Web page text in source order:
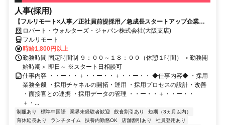
人事(採用)
【フルリモート×人事／正社員前提採用／急成長スタートアップ企業／
英語】Robert Walters
ロバート・ウォルターズ・ジャパン株式会社(大阪支店)
フルリモート
時給1,800円以上
勤務時間 固定時間制 ９：００～１８：００（休憩１時間） ＜勤務開
始時期＞ 即日～ ※スタート日相談可
仕事内容 ・・ー・・＋・・ー・・＋・・ー・・ ◆仕事内容◆ ・採用
業務全般 ・採用チャネルの開拓・運用 ・採用プロセスの設計・改善
・面接官との連携 ・採用データの管理 ・・ー・・＋・・ー・・
＋・...
制服あり 標準中国語 業界未経験者歓迎 飲食割引あり
短期（3ヵ月以内）
育休延長あり
ランチタイム 扶養内勤務OK 店舗割引あり
社員登用あり